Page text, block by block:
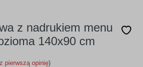
z nadrukiem menu
140x90 cm
pierwszą opinię)